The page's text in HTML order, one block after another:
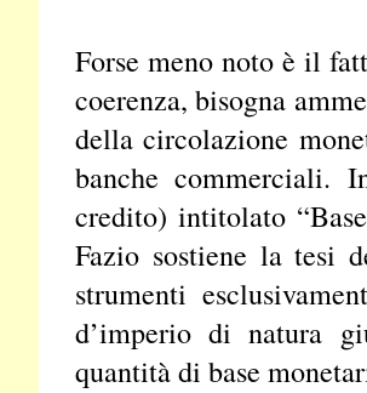
Forse meno noto è il
coerenza, bisogna
della circolazione
banche commerciali.
credito) intitolato
Fazio sostiene la tesi
strumenti
d’imperio di natura
quantità di base